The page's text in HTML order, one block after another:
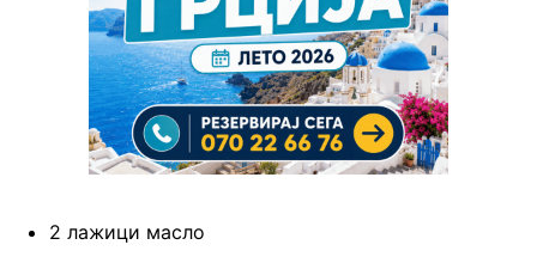
2 лажици масло